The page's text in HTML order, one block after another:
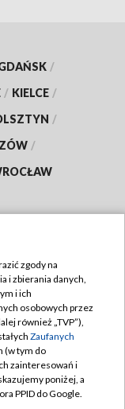
/
/ KIELCE /
/
/
zgody na
i zbierania danych,
i ich
osobowych przez
również „TVP”),
Zaufanych
(w tym do
zainteresowań i
poniżej, a
PPID do Google.